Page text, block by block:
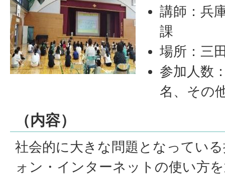
講師：兵
課
場所：三
参加人数
名、その
（内容）
社会的に大きな問題となってい
ォン・インターネットの使い方